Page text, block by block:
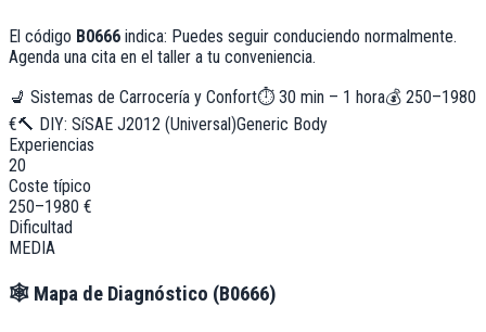
El código B0666 indica: Puedes seguir conduciendo normalmente.
Agenda una cita en el taller a tu conveniencia.
💺 Sistemas de Carrocería y Confort⏱ 30 min – 1 hora💰 250–1980
€🔨 DIY: SíSAE J2012 (Universal)Generic Body
Experiencias
20
Coste típico
250–1980 €
Dificultad
MEDIA
🕸️ Mapa de Diagnóstico (B0666)